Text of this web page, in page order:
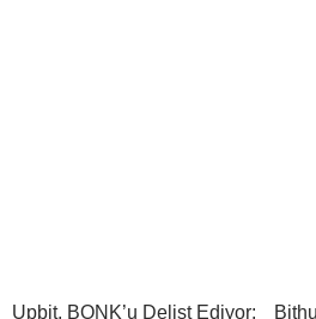
Upbit, BONK’u Delist Ediyor: